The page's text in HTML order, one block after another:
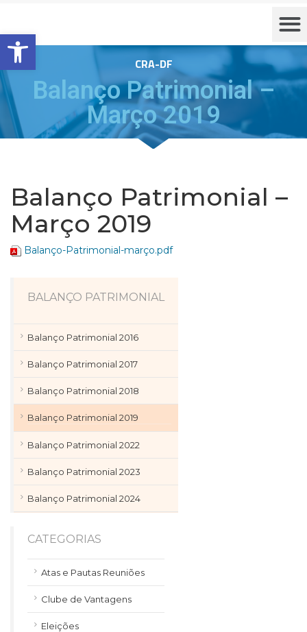
Barra de Ferramentas Aberta
CRA-DF
Balanço Patrimonial –
Março 2019
Balanço Patrimonial –
Março 2019
Balanço-Patrimonial-março.pdf
BALANÇO PATRIMONIAL
Balanço Patrimonial 2016
Balanço Patrimonial 2017
Balanço Patrimonial 2018
Balanço Patrimonial 2019
Balanço Patrimonial 2022
Balanço Patrimonial 2023
Balanço Patrimonial 2024
CATEGORIAS
Atas e Pautas Reuniões
Clube de Vantagens
Eleições